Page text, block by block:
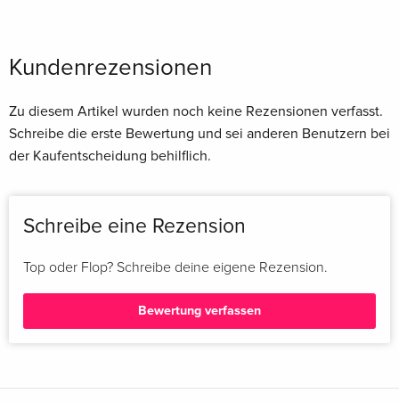
Kundenrezensionen
Zu diesem Artikel wurden noch keine Rezensionen verfasst.
Schreibe die erste Bewertung und sei anderen Benutzern bei
der Kaufentscheidung behilflich.
Schreibe eine Rezension
Top oder Flop? Schreibe deine eigene Rezension.
Bewertung verfassen